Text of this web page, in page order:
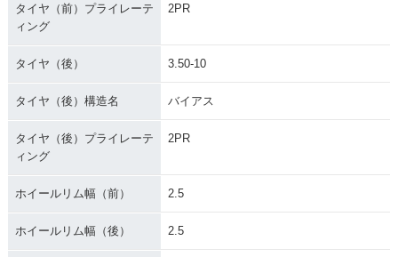
タイヤ（前）プライレーテ
ィング
2PR
タイヤ（後） 3.50-10
タイヤ（後）構造名 バイアス
タイヤ（後）プライレーテ
ィング
2PR
ホイールリム幅（前） 2.5
ホイールリム幅（後） 2.5